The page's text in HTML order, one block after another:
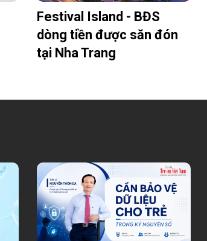
Festival Island - BĐS
dòng tiền được săn đón
tại Nha Trang